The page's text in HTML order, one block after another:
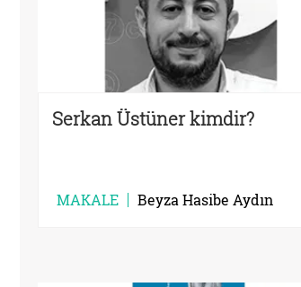
Serkan Üstüner kimdir?
MAKALE Beyza Hasibe Aydın